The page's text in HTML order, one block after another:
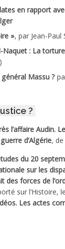
AIT SAADA
Akli
en rapport
», par Jean-Paul
Naquet : La
Massu ?
?
l’affaire Audin.
d’Algérie,
du 20
sur les
des forces de
sur l’Histoire,
Les actes